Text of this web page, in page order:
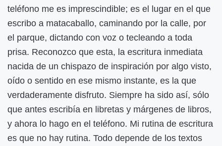
teléfono me es imprescindible; es el lugar en el que
escribo a matacaballo, caminando por la calle, por
el parque, dictando con voz o tecleando a toda
prisa. Reconozco que esta, la escritura inmediata
nacida de un chispazo de inspiración por algo visto,
oído o sentido en ese mismo instante, es la que
verdaderamente disfruto. Siempre ha sido así, sólo
que antes escribía en libretas y márgenes de libros,
y ahora lo hago en el teléfono. Mi rutina de escritura
es que no hay rutina. Todo depende de los textos